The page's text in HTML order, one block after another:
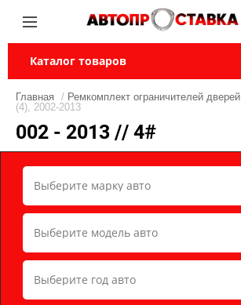
Каталог товаров
Главная / Ремкомплект ограничителей дверей
(4), 2002-2013
002 - 2013 // 4#